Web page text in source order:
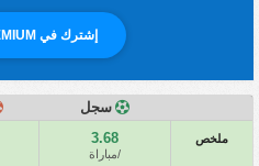
إشترك في PREMIUM الان
سجل
ملخص 3.68
/مباراة